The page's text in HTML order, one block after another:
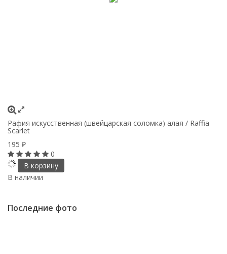
Рафия искусственная (швейцарская соломка) алая / Raffia
Scarlet
195 ₽
0
В корзину
В наличии
Последние фото